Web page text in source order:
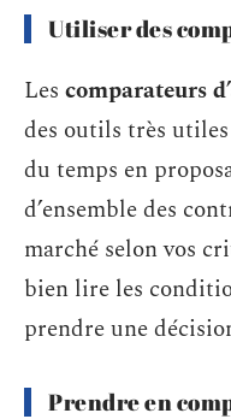
Utiliser des
Les comparateurs
des outils très
du temps en
d’ensemble des
marché selon vos
bien lire les
prendre une
Prendre en